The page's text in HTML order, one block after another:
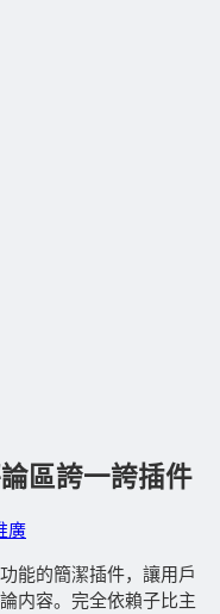
區誇一誇插件
廣
能的簡潔插件，讓用戶
内容。完全依賴子比主